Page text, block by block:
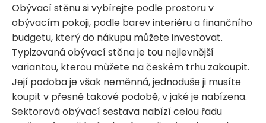
Obývací stěnu si vybírejte podle prostoru v
obývacím pokoji, podle barev interiéru a finančního
budgetu, který do nákupu můžete investovat.
Typizovaná obývací stěna je tou nejlevnější
variantou, kterou můžete na českém trhu zakoupit.
Její podoba je však neměnná, jednoduše ji musíte
koupit v přesně takové podobě, v jaké je nabízena.
Sektorová obývací sestava nabízí celou řadu